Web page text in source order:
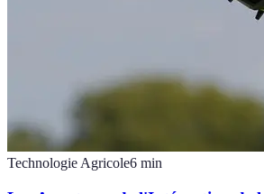
Technologie Agricole6 min